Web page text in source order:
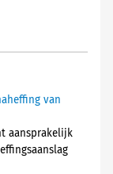
van
aansprakelijk